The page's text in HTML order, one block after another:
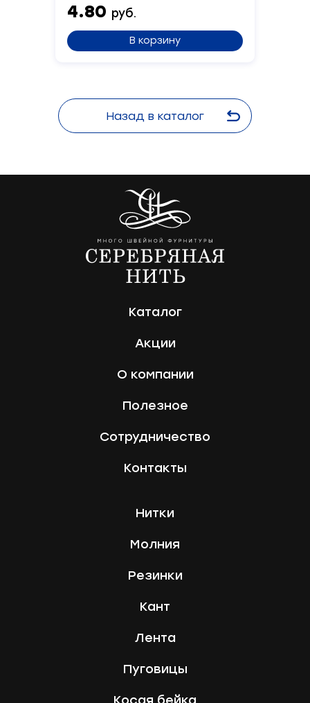
4.80 руб.
В корзину
Назад в каталог
Каталог
Акции
О компании
Полезное
Сотрудничество
Контакты
Нитки
Молния
Резинки
Кант
Лента
Пуговицы